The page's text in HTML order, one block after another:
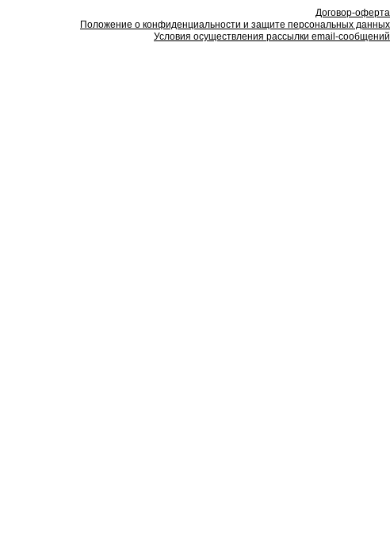
Договор-оферта
Положение о конфиденциальности и защите персональных данных
Условия осуществления рассылки email-сообщений